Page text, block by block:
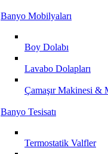
Banyo Mobilyaları
Boy Dolabı
Lavabo Dolapları
Çamaşır Makinesi &
Banyo Tesisatı
Termostatik Valfler